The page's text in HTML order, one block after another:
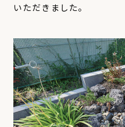
いただきました。